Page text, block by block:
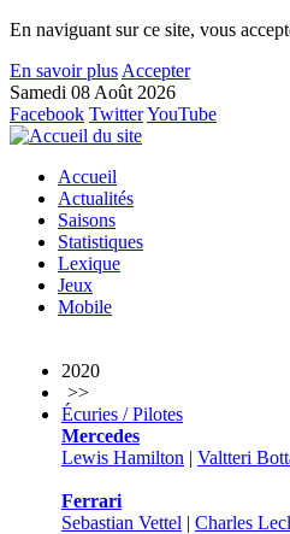
En naviguant sur ce site, vous
En savoir plus Accepter
Samedi 08 Août 2026
Facebook TwitterYouTube
Accueil
Actualités
Saisons
Statistiques
Lexique
Jeux
Mobile
2020
>>
Écuries / Pilotes
Mercedes
Lewis Hamilton | Valtteri
Ferrari
Sebastian Vettel | Charles